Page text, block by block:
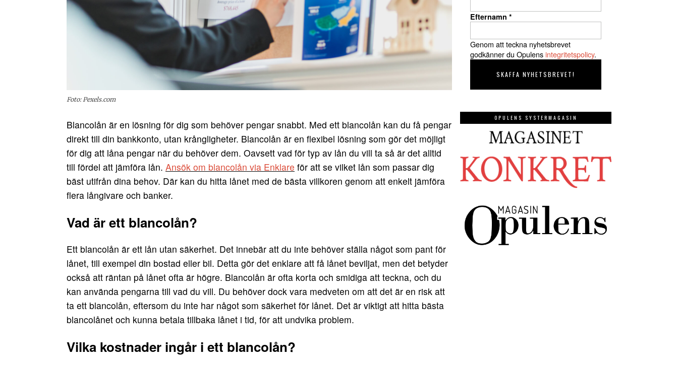
Foto: Pexels.com
Blancolån är en lösning för dig som behöver pengar snabbt. Med ett blancolån kan du få pengar
direkt till din bankkonto, utan krångligheter. Blancolån är en flexibel lösning som gör det möjligt
för dig att låna pengar när du behöver dem. Oavsett vad för typ av lån du vill ta så är det alltid
till fördel att jämföra lån. Ansök om blancolån via Enklare för att se vilket lån som passar dig
bäst utifrån dina behov. Där kan du hitta lånet med de bästa villkoren genom att enkelt jämföra
flera långivare och banker.
Vad är ett blancolån?
Ett blancolån är ett lån utan säkerhet. Det innebär att du inte behöver ställa något som pant för
lånet, till exempel din bostad eller bil. Detta gör det enklare att få lånet beviljat, men det betyder
också att räntan på lånet ofta är högre. Blancolån är ofta korta och smidiga att teckna, och du
kan använda pengarna till vad du vill. Du behöver dock vara medveten om att det är en risk att
ta ett blancolån, eftersom du inte har något som säkerhet för lånet. Det är viktigt att hitta bästa
blancolånet och kunna betala tillbaka lånet i tid, för att undvika problem.
Vilka kostnader ingår i ett blancolån?
Efternamn *
Genom att teckna nyhetsbrevet
godkänner du Opulensintegritetspolicy.
OPULENS SYSTERMAGASIN